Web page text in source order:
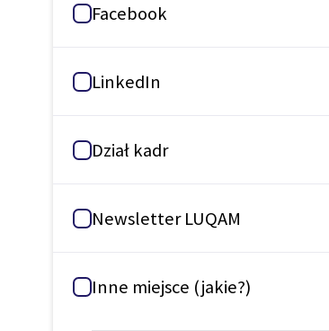
Facebook
LinkedIn
Dział kadr
Newsletter LUQAM
Inne miejsce (jakie?)